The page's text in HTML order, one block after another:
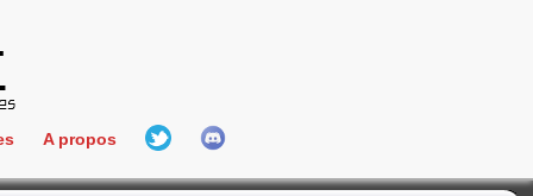
A propos
L'équipe